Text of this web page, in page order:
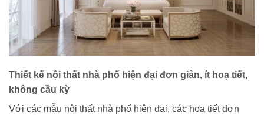
Thiết kế nội thất nhà phố hiện đại đơn giản, ít hoạ tiết,
không cầu kỳ
Với các mẫu nội thất nhà phố hiện đại, các họa tiết đơn